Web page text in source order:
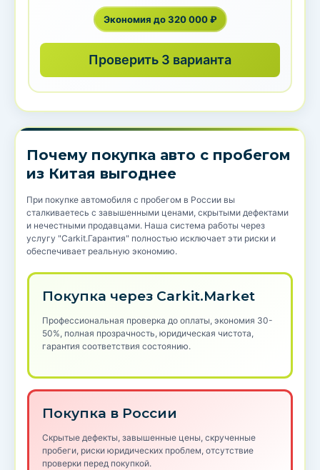
Экономия до 320 000 ₽
Проверить 3 варианта
Почему покупка авто с пробегом
из Китая выгоднее
При покупке автомобиля с пробегом в России вы
сталкиваетесь с завышенными ценами, скрытыми дефектами
и нечестными продавцами. Наша система работы через
услугу "Carkit.Гарантия" полностью исключает эти риски и
обеспечивает реальную экономию.
Покупка через Carkit.Market
Профессиональная проверка до оплаты, экономия 30-
50%, полная прозрачность, юридическая чистота,
гарантия соответствия состоянию.
Покупка в России
Скрытые дефекты, завышенные цены, скрученные
пробеги, риски юридических проблем, отсутствие
проверки перед покупкой.